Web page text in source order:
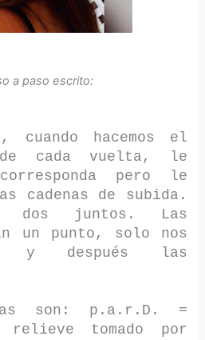
a paso escrito:
cuando hacemos el
cada vuelta, le
corresponda pero le
cadenas de subida.
dos juntos. Las
un punto, solo nos
y después las
son: p.a.r.D. =
tomado por